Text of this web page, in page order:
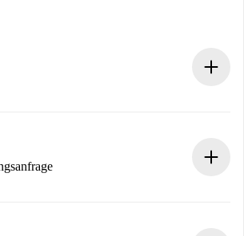
notwendigen Informationen im Voraus.